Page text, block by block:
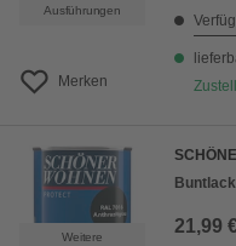
Ausführungen
Merken
Weitere
21,99